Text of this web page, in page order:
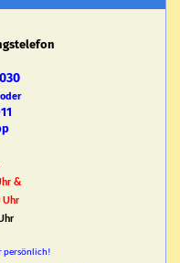
&
Uhr
persönlich!